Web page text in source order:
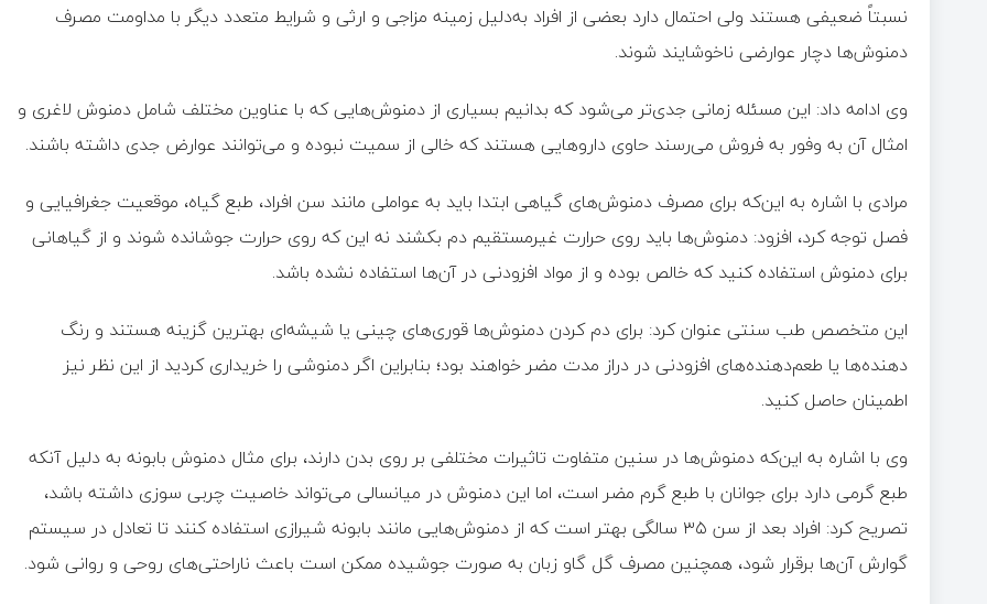
نسبتاً ضعیفی هستند ولی احتمال دارد بعضی از افراد به‌دلیل زمینه مزاجی و ارثی و شرایط متعدد دیگر با مداومت مصرف
دمنوش‌ها دچار عوارضی ناخوشایند شوند.
وی ادامه داد: این مسئله زمانی جدی‌تر می‌شود که بدانیم بسیاری از دمنوش‌هایی که با عناوین مختلف شامل دمنوش لاغری و
امثال آن به وفور به فروش می‌رسند حاوی داروهایی هستند که خالی از سمیت نبوده و می‌توانند عوارض جدی داشته باشند.
مرادی با اشاره به این‌که برای مصرف دمنوش‌های گیاهی ابتدا باید به عواملی مانند سن افراد، طبع گیاه، موقعیت جغرافیایی و
فصل توجه کرد، افزود: دمنوش‌ها باید روی حرارت غیرمستقیم دم بکشند نه این که روی حرارت جوشانده شوند و از گیاهانی
برای دمنوش استفاده کنید که خالص بوده و از مواد افزودنی در آن‌ها استفاده‌ نشده باشد.
این متخصص طب سنتی عنوان کرد: برای دم کردن دمنوش‌ها قوری‌های چینی یا شیشه‌ای بهترین گزینه هستند و رنگ
دهنده‌ها یا طعم‌دهنده‌های افزودنی در دراز مدت مضر خواهند بود؛ بنابراین اگر دمنوشی را خریداری کردید از این نظر نیز
اطمینان حاصل کنید.
وی با اشاره به این‌که دمنوش‌ها در سنین متفاوت تاثیرات مختلفی بر روی بدن دارند، برای مثال دمنوش بابونه به دلیل آنکه
طبع گرمی دارد برای جوانان با طبع گرم مضر است، اما این دمنوش در میانسالی می‌تواند خاصیت چربی سوزی داشته باشد،
تصریح کرد: افراد بعد از سن ۳۵ سالگی بهتر است که از دمنوش‌هایی مانند بابونه شیرازی استفاده کنند تا تعادل در سیستم
گوارش آن‌ها برقرار شود، همچنین مصرف گل گاو زبان به صورت جوشیده ممکن است باعث ناراحتی‌های روحی و روانی شود.